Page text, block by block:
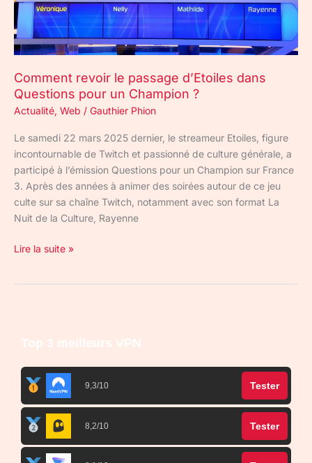
Comment revoir le passage d’Etoiles dans
Questions pour un Champion ?
Actualité, Web / Gauthier Phion
Le samedi 22 mars 2025 dernier, le streameur Etoiles, figure
incontournable de Twitch et passionné de culture générale, a
participé à l’émission Questions pour un Champion sur France
3. Après des années à animer des soirées autour de ce jeu
culte sur sa chaîne Twitch, notamment avec son format La
Nuit de la Culture, Rayenne
pour
un
Champion
Lire la suite »
Top 3 meilleurs VPN
9,3/10 Tester
8,2/10 Tester